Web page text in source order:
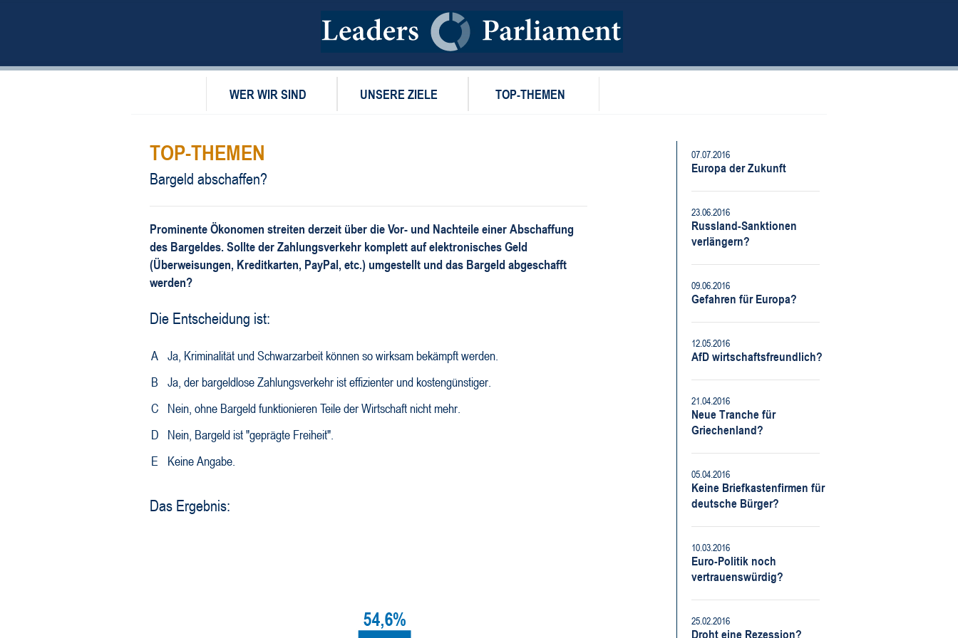
WER WIR SIND UNSERE ZIELE TOP-THEMEN
TOP-THEMEN
Bargeld abschaffen?
Prominente Ökonomen streiten derzeit über die Vor- und Nachteile einer Abschaffung
des Bargeldes. Sollte der Zahlungsverkehr komplett auf elektronisches Geld
(Überweisungen, Kreditkarten, PayPal, etc.) umgestellt und das Bargeld abgeschafft
werden?
Die Entscheidung ist:
A Ja, Kriminalität und Schwarzarbeit können so wirksam bekämpft werden.
B
Ja, der bargeldlose Zahlungsverkehr ist effizienter und kostengünstiger.
C
Nein, ohne Bargeld funktionieren Teile der Wirtschaft nicht mehr.
D
Nein, Bargeld ist "geprägte Freiheit".
E
Keine Angabe.
Das Ergebnis:
07.07.2016
Europa der Zukunft
23.06.2016
Russland-Sanktionen
verlängern?
09.06.2016
Gefahren für Europa?
12.05.2016
AfD wirtschaftsfreundlich?
21.04.2016
Neue Tranche für
Griechenland?
05.04.2016
Keine Briefkastenfirmen für
deutsche Bürger?
10.03.2016
Euro-Politik noch
vertrauenswürdig?
25.02.2016
Droht eine Rezession?